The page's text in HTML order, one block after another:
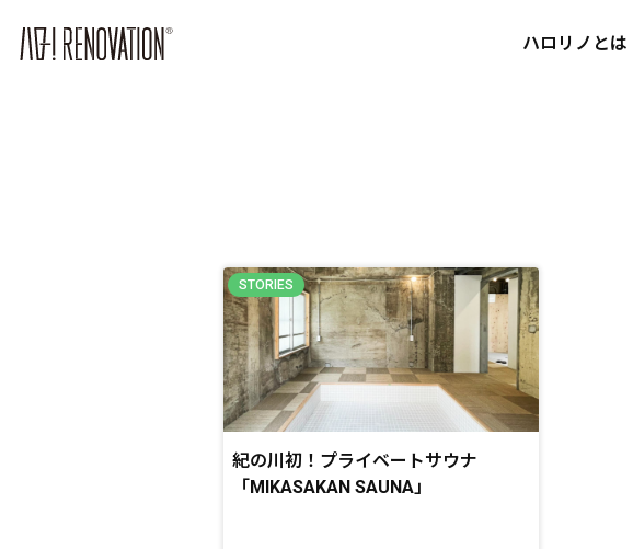
ハロリノとは
紀の川初！プライベートサウナ
「MIKASAKAN SAUNA」